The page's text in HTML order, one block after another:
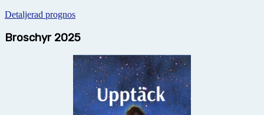
Detaljerad prognos
Broschyr 2025